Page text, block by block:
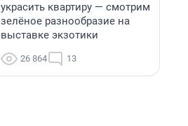
украсить квартиру — смотрим
зелёное разнообразие на
выставке экзотики
26 864 13